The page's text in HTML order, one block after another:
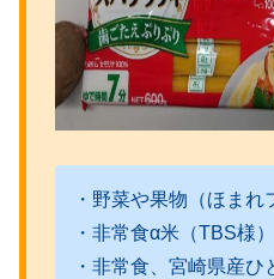
・野菜や果物（ほまれ
・非常食α米（TBS様）
・非常食、宮崎県産